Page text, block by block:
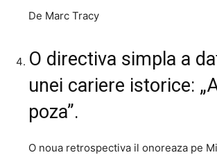
De Marc Tracy
O directiva simpla a
unei cariere istorice:
poza”.
O noua retrospectiva il onoreaza pe